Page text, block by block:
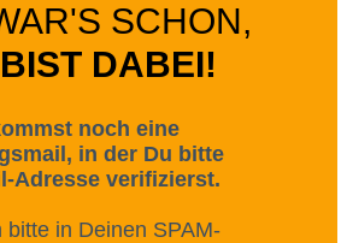
SCHON,
DABEI!
noch eine
in der Du bitte
Adresse verifizierst.
bitte in Deinen SPAM-